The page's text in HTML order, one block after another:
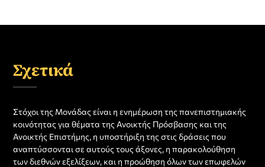
Σχετικά
Στόχοι της Μονάδας είναι η ενημέρωση της πανεπιστημιακής
κοινότητας για θέματα της Ανοικτής Πρόσβασης και της
Ανοικτής Επιστήμης, η υποστήριξη της στις δράσεις που
αναπτύσσονται σε αυτούς τους άξονες, η παρακολούθηση
των διεθνών εξελίξεων, και η προώθηση όλων των επωφελών